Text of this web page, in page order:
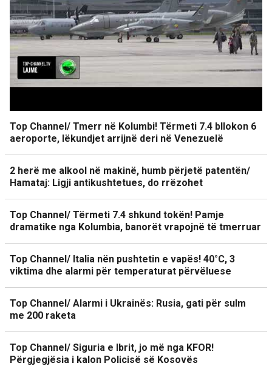
Top Channel/ Tmerr në Kolumbi! Tërmeti 7.4 bllokon 6
aeroporte, lëkundjet arrijnë deri në Venezuelë
2 herë me alkool në makinë, humb përjetë patentën/
Hamataj: Ligji antikushtetues, do rrëzohet
Top Channel/ Tërmeti 7.4 shkund tokën! Pamje
dramatike nga Kolumbia, banorët vrapojnë të tmerruar
Top Channel/ Italia nën pushtetin e vapës! 40°C, 3
viktima dhe alarmi për temperaturat përvëluese
Top Channel/ Alarmi i Ukrainës: Rusia, gati për sulm
me 200 raketa
Top Channel/ Siguria e Ibrit, jo më nga KFOR!
Përgjegjësia i kalon Policisë së Kosovës